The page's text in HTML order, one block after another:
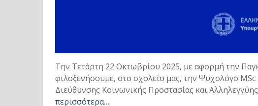
Την Τετάρτη 22 Οκτωβρίου 2025, με αφορμή την
φιλοξενήσουμε, στο σχολείο μας, την Ψυχολόγο
Διεύθυνσης Κοινωνικής Προστασίας και
περισσότερα….